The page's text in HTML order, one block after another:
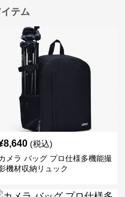
テム
8,640 (税込)
メラ バッグ プロ仕様多機能撮
機材収納リュック